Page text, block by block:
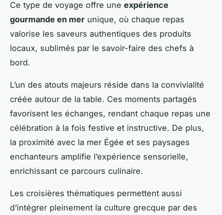
Ce type de voyage offre une expérience
gourmande en mer unique, où chaque repas
valorise les saveurs authentiques des produits
locaux, sublimés par le savoir-faire des chefs à
bord.
L’un des atouts majeurs réside dans la convivialité
créée autour de la table. Ces moments partagés
favorisent les échanges, rendant chaque repas une
célébration à la fois festive et instructive. De plus,
la proximité avec la mer Égée et ses paysages
enchanteurs amplifie l’expérience sensorielle,
enrichissant ce parcours culinaire.
Les croisières thématiques permettent aussi
d’intégrer pleinement la culture grecque par des